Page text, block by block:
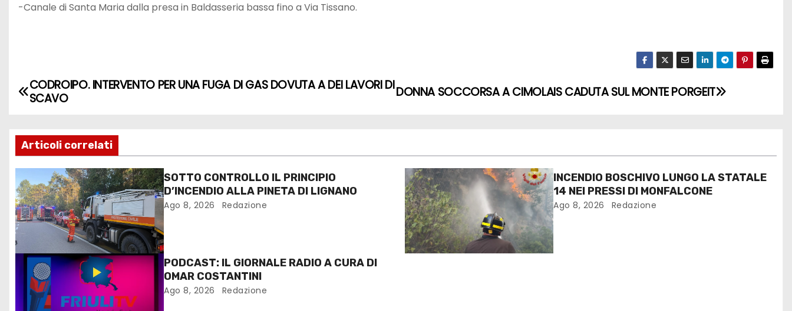
-Canale di Santa Maria dalla presa in Baldasseria bassa fino a Via Tissano.
DONNA SOCCORSA A CIMOLAIS CADUTA SUL MONTE PORGEIT
CODROIPO. INTERVENTO PER UNA FUGA DI GAS DOVUTA A DEI LAVORI DI
SCAVO
Articoli correlati
SOTTO CONTROLLO IL PRINCIPIO
D’INCENDIO ALLA PINETA DI LIGNANO
Ago 8, 2026 Redazione
INCENDIO BOSCHIVO LUNGO LA STATALE
14 NEI PRESSI DI MONFALCONE
Ago 8, 2026 Redazione
PODCAST: IL GIORNALE RADIO A CURA DI
OMAR COSTANTINI
Ago 8, 2026 Redazione